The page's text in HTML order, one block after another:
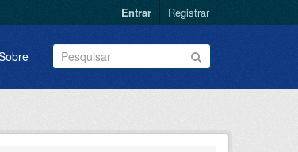
Entrar Registrar